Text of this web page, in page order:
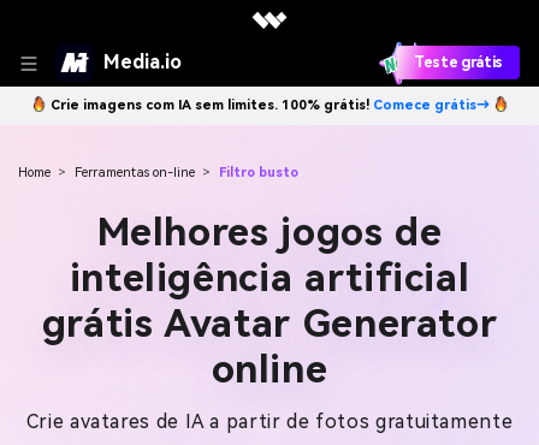
Media.io Teste grátis
Crie imagens com IA sem limites. 100% grátis! Comece grátis→
Home > Ferramentas on-line > Filtro busto
Melhores jogos de
inteligência artificial
grátis Avatar Generator
online
Crie avatares de IA a partir de fotos gratuitamente